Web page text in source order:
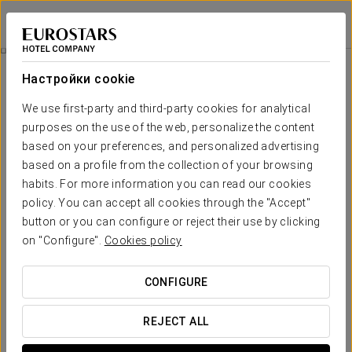
Настройки cookie
We use first-party and third-party cookies for analytical
purposes on the use of the web, personalize the content
based on your preferences, and personalized advertising
based on a profile from the collection of your browsing
habits. For more information you can read our cookies
policy. You can accept all cookies through the "Accept"
button or you can configure or reject their use by clicking
on "Configure". Cookies policy
CONFIGURE
REJECT ALL
Ikonik Gran Vía
МАДРИД
Специальные Предложения
Специальные Предложения
Романтический опыт
премиум-класса
30 €
ПОСМОТРЕТЬ ПРЕДЛОЖЕНИЕ